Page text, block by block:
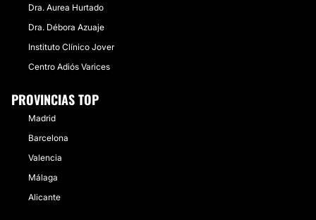
Dra. Aurea Hurtado
Dra. Débora Azuaje
Instituto Clínico Jover
Centro Adiós Varices
PROVINCIAS TOP
Madrid
Barcelona
Valencia
Málaga
Alicante